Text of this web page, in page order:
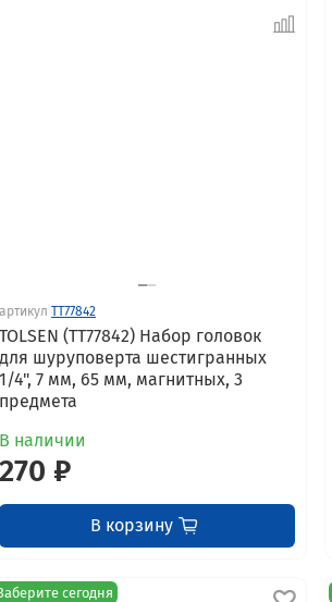
артикул TT77842
TOLSEN (TT77842) Набор головок
для шуруповерта шестигранных
1/4", 7 мм, 65 мм, магнитных, 3
предмета
В наличии
270 ₽
В корзину
сегодня